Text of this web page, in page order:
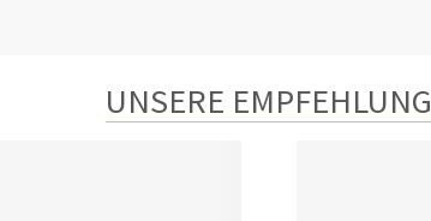
UNSERE EMPFEHLUNG